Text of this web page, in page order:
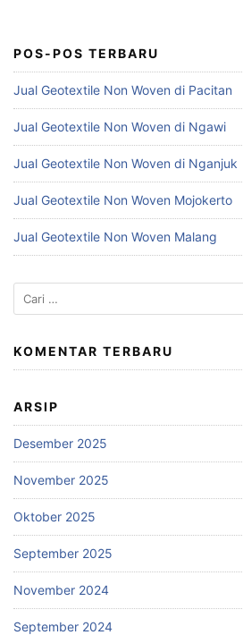
POS-POS TERBARU
Jual Geotextile Non Woven di Pacitan
Jual Geotextile Non Woven di Ngawi
Jual Geotextile Non Woven di Nganjuk
Jual Geotextile Non Woven Mojokerto
Jual Geotextile Non Woven Malang
Cari
untuk:
KOMENTAR TERBARU
ARSIP
Desember 2025
November 2025
Oktober 2025
September 2025
November 2024
September 2024